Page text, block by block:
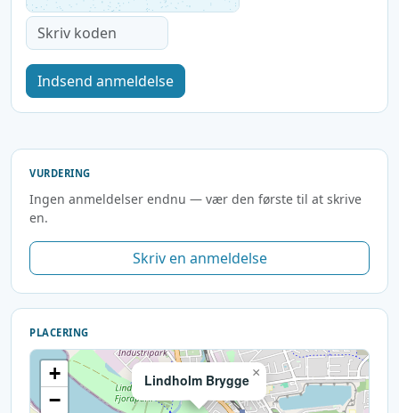
Indsend anmeldelse
VURDERING
Ingen anmeldelser endnu — vær den første til at skrive
en.
Skriv en anmeldelse
PLACERING
Lindholm Brygge ×
+
−